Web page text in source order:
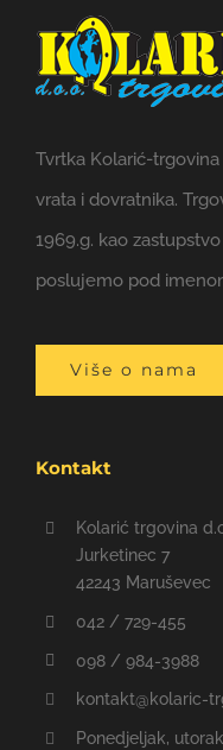
Tvrtka Kolarić-
vrata i dovratnika.
1969.g. kao
poslujemo pod
Više o nama
Kontakt
Kolarić trgovina
Jurketinec 7
42243 Maruševec
042 / 729-455
098 / 984-3988
kontakt@kolaric-
Ponedjeljak,